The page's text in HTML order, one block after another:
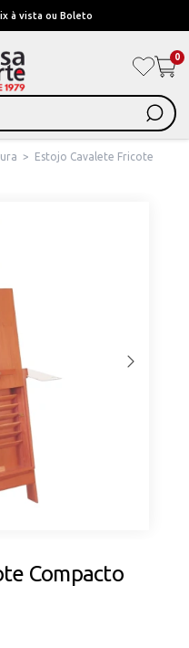
à vista ou Boleto
0
>
Estojo Cavalete Fricote
Compacto